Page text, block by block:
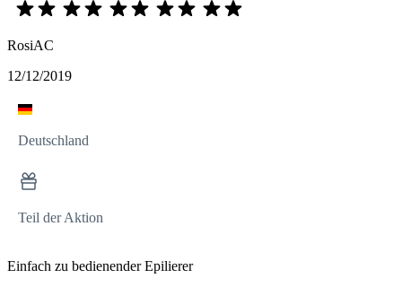
RosiAC
12/12/2019
Deutschland
Teil der Aktion
Einfach zu bedienender Epilierer